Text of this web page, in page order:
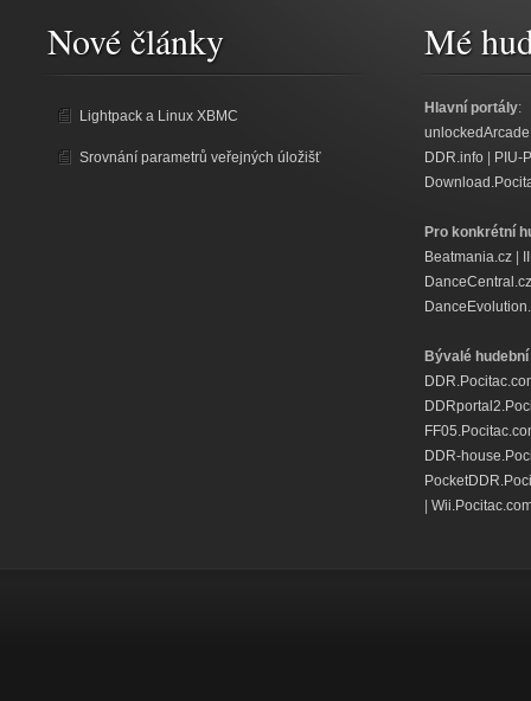
Nové články
Lightpack a Linux XBMC
Srovnání parametrů veřejných úložišť
Mé
Hlavní portály:
DDR.info
PIU-
Pro konkrétní
Beatmania.cz
DanceCentral.cz
Bývalé
DDR-